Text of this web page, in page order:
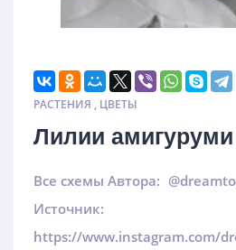
РАСТЕНИЯ , ЦВЕТЫ
Лилии
Все схемы Автора:
Источник:
https://www.instagram.com/